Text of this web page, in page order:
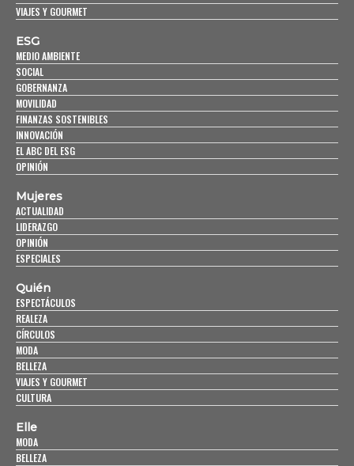
VIAJES Y GOURMET
ESG
MEDIO AMBIENTE
SOCIAL
GOBERNANZA
MOVILIDAD
FINANZAS SOSTENIBLES
INNOVACIÓN
EL ABC DEL ESG
OPINIÓN
Mujeres
ACTUALIDAD
LIDERAZGO
OPINIÓN
ESPECIALES
Quién
ESPECTÁCULOS
REALEZA
CÍRCULOS
MODA
BELLEZA
VIAJES Y GOURMET
CULTURA
Elle
MODA
BELLEZA